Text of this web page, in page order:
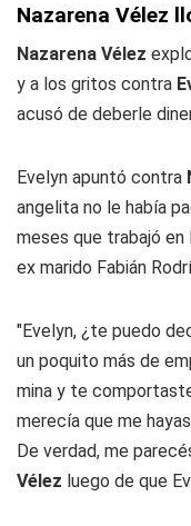
Nazarena Vélez
Nazarena Vélez
y a los gritos contra
acusó de deberle
Evelyn apuntó contra
angelita no le había
meses que trabajó
ex marido Fabián
"Evelyn, ¿te puedo
un poquito más de
mina y te
merecía que me
De verdad, me
Vélez luego de que